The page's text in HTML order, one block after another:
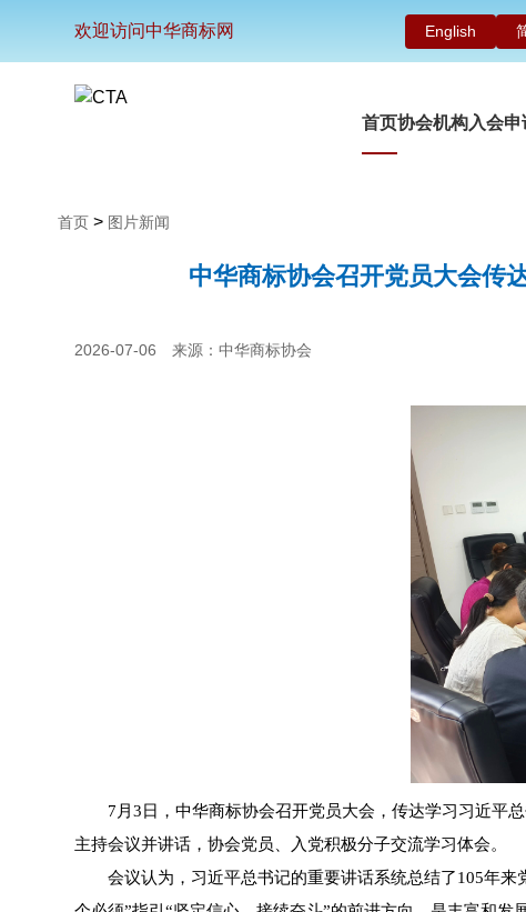
欢迎访问中华商标网 English
首页协会机构入会申
首页 > 图片新闻
中华商标协会召开党员大会传
2026-07-06 来源：中华商标协会
7月3日，中华商标协会召开党员大会，传达学习习近平
主持会议并讲话，协会党员、入党积极分子交流学习体会。
会议认为，习近平总书记的重要讲话系统总结了105年